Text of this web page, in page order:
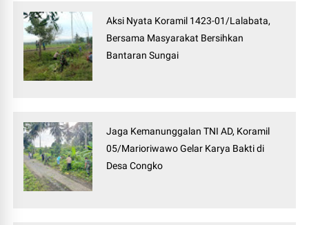
Aksi Nyata Koramil 1423-01/Lalabata,
Bersama Masyarakat Bersihkan
Bantaran Sungai
Jaga Kemanunggalan TNI AD, Koramil
05/Marioriwawo Gelar Karya Bakti di
Desa Congko